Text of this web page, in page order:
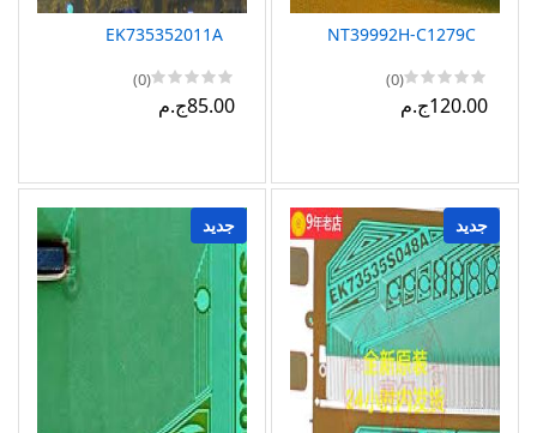
NT39992H-C1279C
(0)
120.00ج.م
EK735352011A
(0)
85.00ج.م
جديد جديد